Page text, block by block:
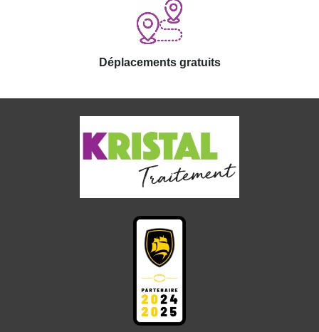
Déplacements gratuits